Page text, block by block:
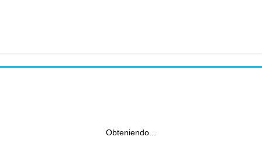
Obteniendo...